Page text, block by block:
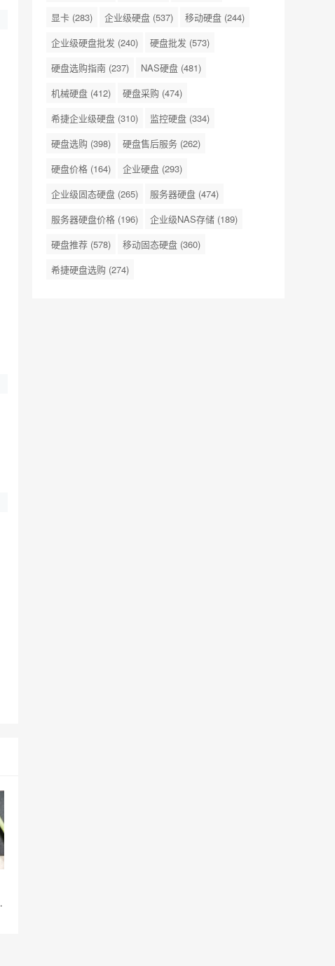
显卡 (283) 企业级硬盘 (537) 移动硬盘 (244)
企业级硬盘批发 (240) 硬盘批发 (573)
硬盘选购指南 (237) NAS硬盘 (481)
机械硬盘 (412) 硬盘采购 (474)
希捷企业级硬盘 (310) 监控硬盘 (334)
硬盘选购 (398) 硬盘售后服务 (262)
硬盘价格 (164) 企业硬盘 (293)
企业级固态硬盘 (265) 服务器硬盘 (474)
服务器硬盘价格 (196) 企业级NAS存储 (189)
硬盘推荐 (578) 移动固态硬盘 (360)
希捷硬盘选购 (274)